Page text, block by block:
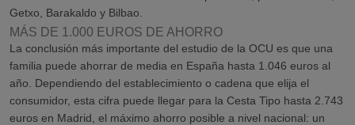
Getxo, Barakaldo y Bilbao.
MÁS DE 1.000 EUROS DE AHORRO
La conclusión más importante del estudio de la OCU es que una
familia puede ahorrar de media en España hasta 1.046 euros al
año. Dependiendo del establecimiento o cadena que elija el
consumidor, esta cifra puede llegar para la Cesta Tipo hasta 2.743
euros en Madrid, el máximo ahorro posible a nivel nacional: un